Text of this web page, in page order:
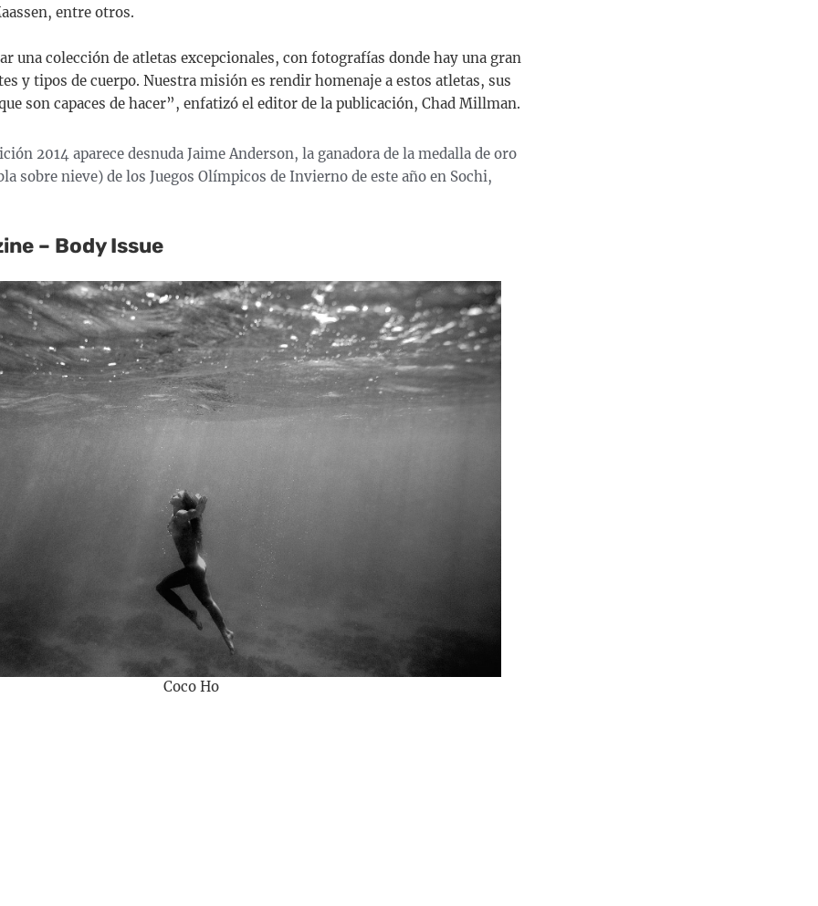
entre otros.
una colección de atletas excepcionales, con fotografías donde hay una gran
y tipos de cuerpo. Nuestra misión es rendir homenaje a estos atletas, sus
son capaces de hacer”, enfatizó el editor de la publicación, Chad Millman.
2014 aparece desnuda Jaime Anderson, la ganadora de la medalla de oro
sobre nieve) de los Juegos Olímpicos de Invierno de este año en Sochi,
– Body Issue
Coco Ho